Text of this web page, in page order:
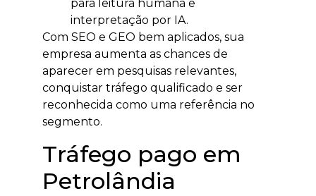
para leitura humana e
interpretação por IA.
Com SEO e GEO bem aplicados, sua
empresa aumenta as chances de
aparecer em pesquisas relevantes,
conquistar tráfego qualificado e ser
reconhecida como uma referência no
segmento.
Tráfego pago em
Petrolândia